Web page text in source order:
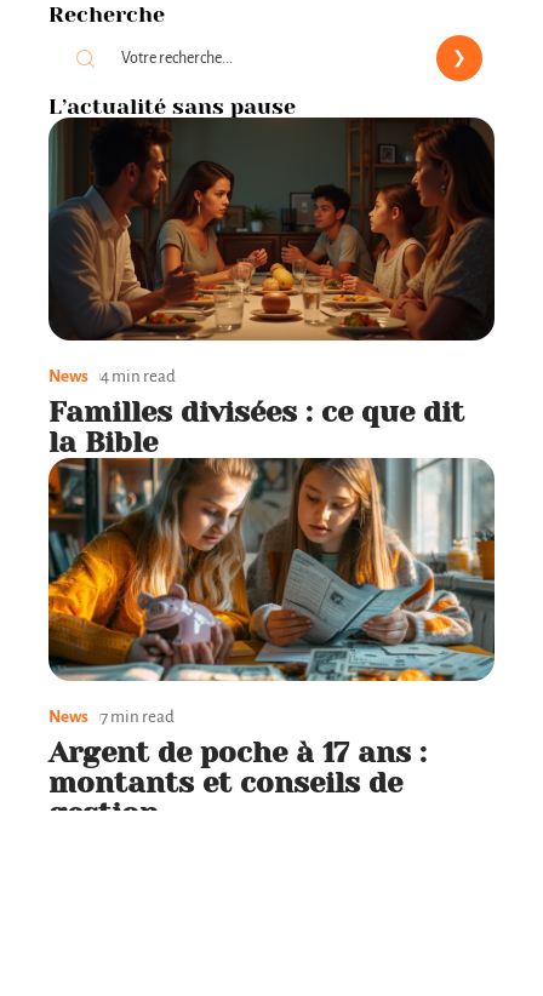
Recherche
L’actualité sans pause
News 4 min read
Familles divisées : ce que dit
la Bible
News 7 min read
Argent de poche à 17 ans :
montants et conseils de
gestion